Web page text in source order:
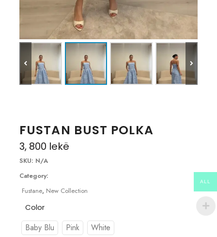
FUSTAN BUST POLKA
3, 800 lekë
SKU: N/A
Category:
Fustane, New Collection
Color
Baby Blu Pink White
ALL